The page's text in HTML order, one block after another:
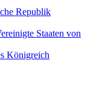
Republik
Staaten von
Königreich